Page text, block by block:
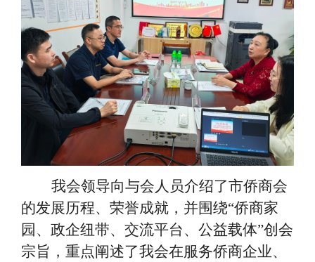
我会领导向与会人员介绍了市侨商会
的发展历程、荣誉成就，并围绕“侨商家
园、政企纽带、交流平台、公益载体”创会
宗旨，重点阐述了我会在服务侨商企业、